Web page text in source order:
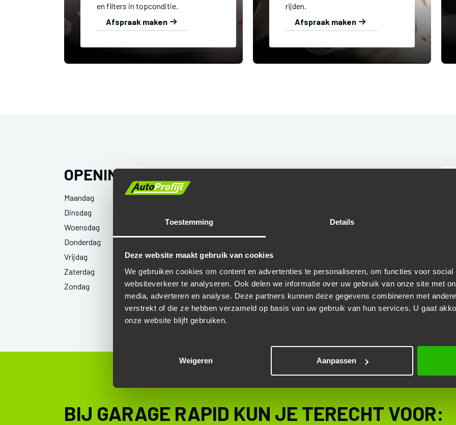
Toestemming Details
Deze website maakt gebruik van cookies
We gebruiken cookies om content en advertenties te personaliseren, om functies voor
websiteverkeer te analyseren. Ook delen we informatie over uw gebruik van onze site met
media, adverteren en analyse. Deze partners kunnen deze gegevens combineren met
verstrekt of die ze hebben verzameld op basis van uw gebruik van hun services. U gaat
onze website blijft gebruiken.
Weigeren Aanpassen
en filters in topconditie.
Afspraak maken
rijden.
Afspraak maken
OPENINGSTIJDEN
Maandag
Gesloten
Dinsdag
Woensdag
Donderdag
Vrijdag
Gesloten
Zaterdag
Gesloten
Zondag
Gesloten
ADRESGEGEVENS
garage.rapid@hetnet.nl
https://www.garagerapid.nl/
BIJ GARAGE RAPID KUN JE TERECHT VOOR: